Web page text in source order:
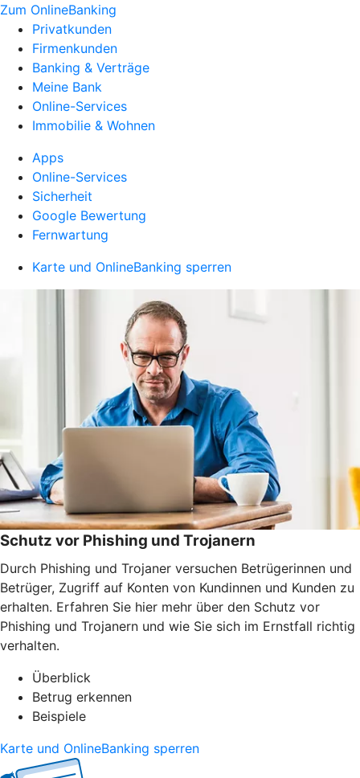
Zum OnlineBanking
Privatkunden
Firmenkunden
Banking & Verträge
Meine Bank
Online-Services
Immobilie & Wohnen
Apps
Online-Services
Sicherheit
Google Bewertung
Fernwartung
Karte und OnlineBanking sperren
Schutz vor Phishing und Trojanern
Durch Phishing und Trojaner versuchen Betrügerinnen und
Betrüger, Zugriff auf Konten von Kundinnen und Kunden zu
erhalten. Erfahren Sie hier mehr über den Schutz vor
Phishing und Trojanern und wie Sie sich im Ernstfall richtig
verhalten.
Überblick
Betrug erkennen
Beispiele
Karte und OnlineBanking sperren